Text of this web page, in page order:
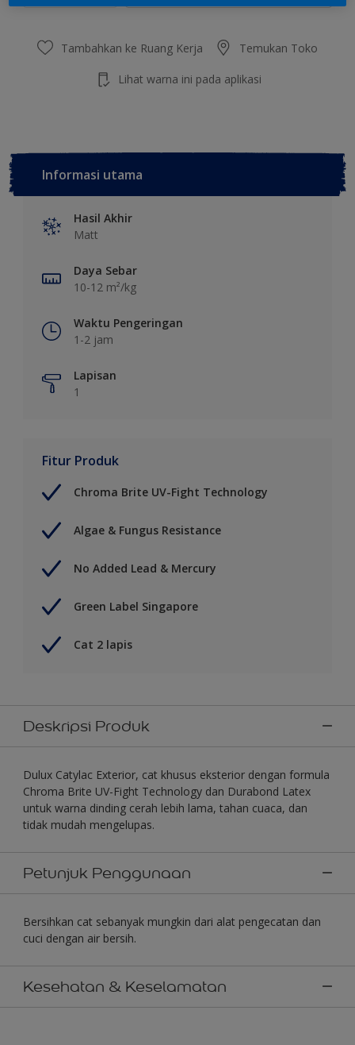
Tambahkan ke Ruang Kerja Temukan Toko
Lihat warna ini pada aplikasi
Informasi utama
Hasil Akhir
Matt
Daya Sebar
10-12 m²/kg
Waktu Pengeringan
1-2 jam
Lapisan
1
Fitur Produk
Chroma Brite UV-Fight Technology
Algae & Fungus Resistance
No Added Lead & Mercury
Green Label Singapore
Cat 2 lapis
Deskripsi Produk
Dulux Catylac Exterior, cat khusus eksterior dengan formula
Chroma Brite UV-Fight Technology dan Durabond Latex
untuk warna dinding cerah lebih lama, tahan cuaca, dan
tidak mudah mengelupas.
Petunjuk Penggunaan
Bersihkan cat sebanyak mungkin dari alat pengecatan dan
cuci dengan air bersih.
Kesehatan & Keselamatan